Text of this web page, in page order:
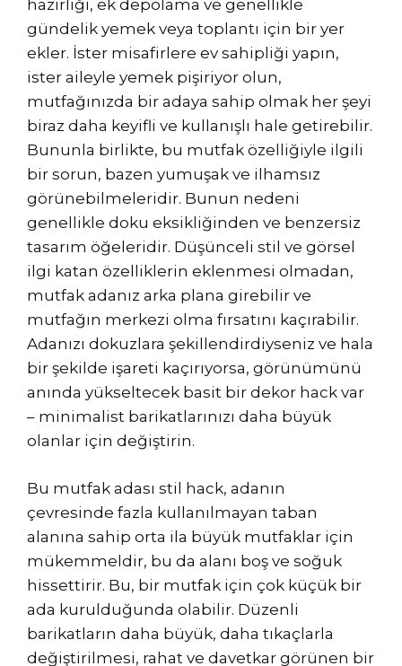
hazırlığı, ek depolama ve genellikle
gündelik yemek veya toplantı için bir yer
ekler. İster misafirlere ev sahipliği yapın,
ister aileyle yemek pişiriyor olun,
mutfağınızda bir adaya sahip olmak her şeyi
biraz daha keyifli ve kullanışlı hale getirebilir.
Bununla birlikte, bu mutfak özelliğiyle ilgili
bir sorun, bazen yumuşak ve ilhamsız
görünebilmeleridir. Bunun nedeni
genellikle doku eksikliğinden ve benzersiz
tasarım öğeleridir. Düşünceli stil ve görsel
ilgi katan özelliklerin eklenmesi olmadan,
mutfak adanız arka plana girebilir ve
mutfağın merkezi olma fırsatını kaçırabilir.
Adanızı dokuzlara şekillendirdiyseniz ve hala
bir şekilde işareti kaçırıyorsa, görünümünü
anında yükseltecek basit bir dekor hack var
– minimalist barikatlarınızı daha büyük
olanlar için değiştirin.
Bu mutfak adası stil hack, adanın
çevresinde fazla kullanılmayan taban
alanına sahip orta ila büyük mutfaklar için
mükemmeldir, bu da alanı boş ve soğuk
hissettirir. Bu, bir mutfak için çok küçük bir
ada kurulduğunda olabilir. Düzenli
barikatların daha büyük, daha tıkaçlarla
değiştirilmesi, rahat ve davetkar görünen bir